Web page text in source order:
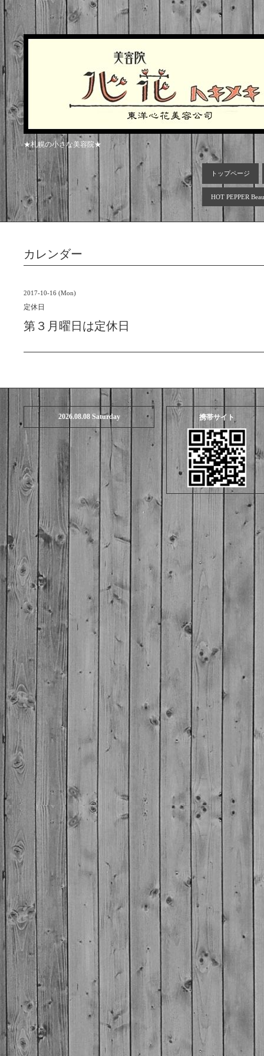
★札幌の小さな美容院★
トップページ
HOT PEPPER
カレンダー
2017-10-16 (Mon)
定休日
第３月曜日は定休日
2026.08.08 Saturday 携帯サイト